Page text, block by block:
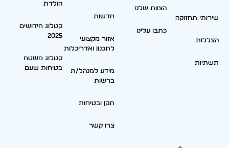
שירותי תחזוקה
הצללות
תשתיות
הצוות שלנו
כתבו עלינו
חדשות
אזור מקצועי
לתכנון ואדריכלות
מידע למנהל/ת
ברשות
תקן ובטיחות
צרו קשר
הולדת
קטלוג חידושים
2025
קטלוג משטח
בטיחות שעם